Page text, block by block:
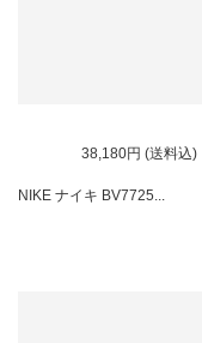
38,180円 (送料込)
NIKE ナイキ BV7725...